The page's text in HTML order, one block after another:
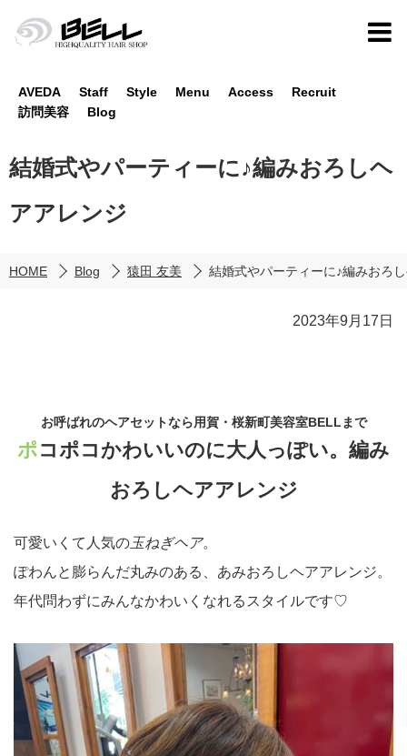
AVEDA Staff Style Menu Access
Recruit
訪問美容
Blog
結婚式やパーティーに♪編みおろしヘ
アアレンジ
HOME Blog 猿田 友美 結婚式やパーティーに♪編みおろ
2023年9月17日
お呼ばれのヘアセットなら用賀・桜新町美容室BELLまで
ポコポコかわいいのに大人っぽい。編み
おろしヘアアレンジ
可愛いくて人気の玉ねぎヘア。
ぽわんと膨らんだ丸みのある、あみおろしヘアアレンジ。
年代問わずにみんなかわいくなれるスタイルです♡